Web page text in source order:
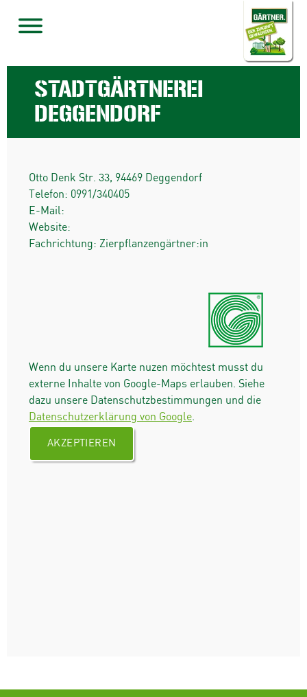
STADTGÄRTNEREI
DEGGENDORF
Otto Denk Str. 33, 94469 Deggendorf
Telefon: 0991/340405
E-Mail:
Website:
Fachrichtung: Zierpflanzengärtner:in
Wenn du unsere Karte nuzen möchtest musst du
externe Inhalte von Google-Maps erlauben. Siehe
dazu unsere Datenschutzbestimmungen und die
Datenschutzerklärung von Google.
AKZEPTIEREN